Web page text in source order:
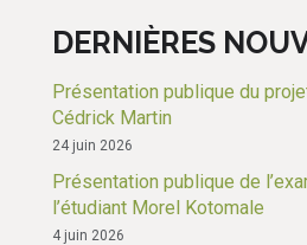
DERNIÈRES
Présentation publique du
Cédrick Martin
24 juin 2026
Présentation publique de
l’étudiant Morel Kotomale
4 juin 2026